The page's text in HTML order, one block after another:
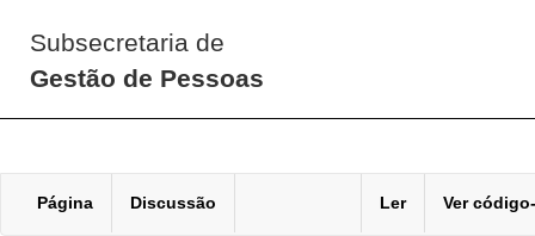
Subsecretaria de
Gestão de Pessoas
Página Discussão Ler Ver